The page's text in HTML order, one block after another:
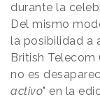
durante la
Del mismo
la posibilidad a
British
no es
activo" en la